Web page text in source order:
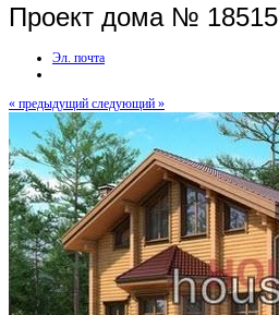
Проект дома № 18515
Эл. почта
« предыдущий следующий »